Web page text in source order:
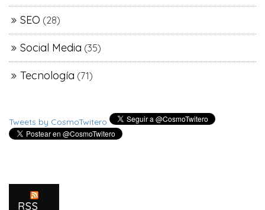
SEO (28)
Social Media (35)
Tecnología (71)
Tweets by CosmoTwitero
RSS